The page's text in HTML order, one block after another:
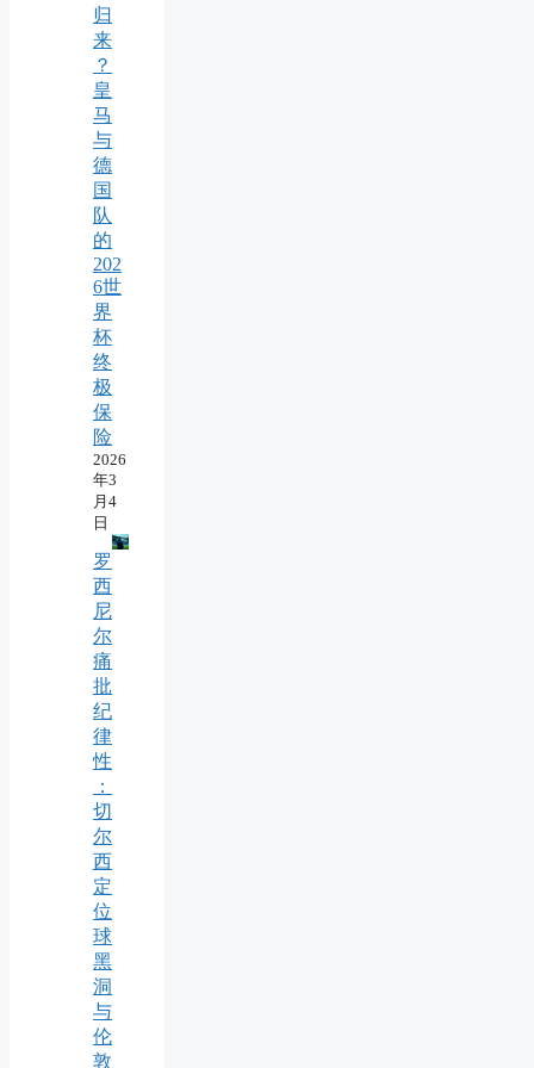
归
来
？
皇
马
与
德
国
队
的
202
6世
界
杯
终
极
保
险
2026
年3
月4
日
罗
西
尼
尔
痛
批
纪
律
性
：
切
尔
西
定
位
球
黑
洞
与
伦
敦